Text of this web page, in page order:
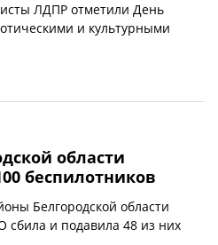
ЛДПР отметили День
и культурными
области
беспилотников
Белгородской области
сбила и подавила 48 из них